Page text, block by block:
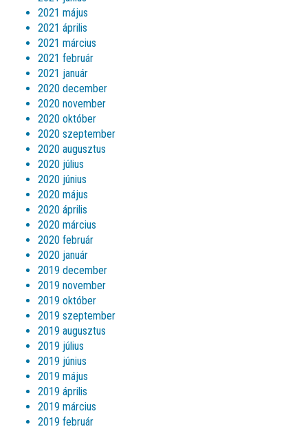
2021 május
2021 április
2021 március
2021 február
2021 január
2020 december
2020 november
2020 október
2020 szeptember
2020 augusztus
2020 július
2020 június
2020 május
2020 április
2020 március
2020 február
2020 január
2019 december
2019 november
2019 október
2019 szeptember
2019 augusztus
2019 július
2019 június
2019 május
2019 április
2019 március
2019 február